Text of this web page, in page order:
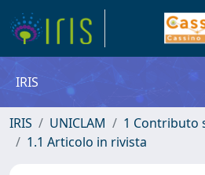
IRIS
IRIS UNICLAM
1 Contributo
1.1 Articolo in rivista